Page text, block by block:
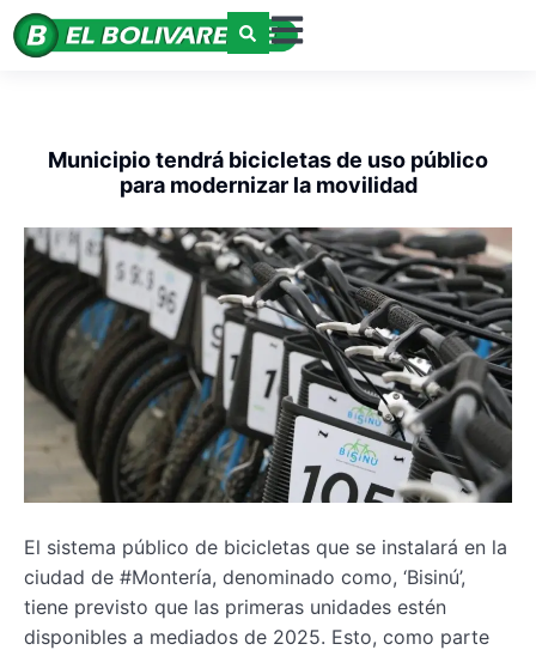
Municipio tendrá bicicletas de uso público
para modernizar la movilidad
El sistema público de bicicletas que se instalará en la
ciudad de #Montería, denominado como, ‘Bisinú’,
tiene previsto que las primeras unidades estén
disponibles a mediados de 2025. Esto, como parte